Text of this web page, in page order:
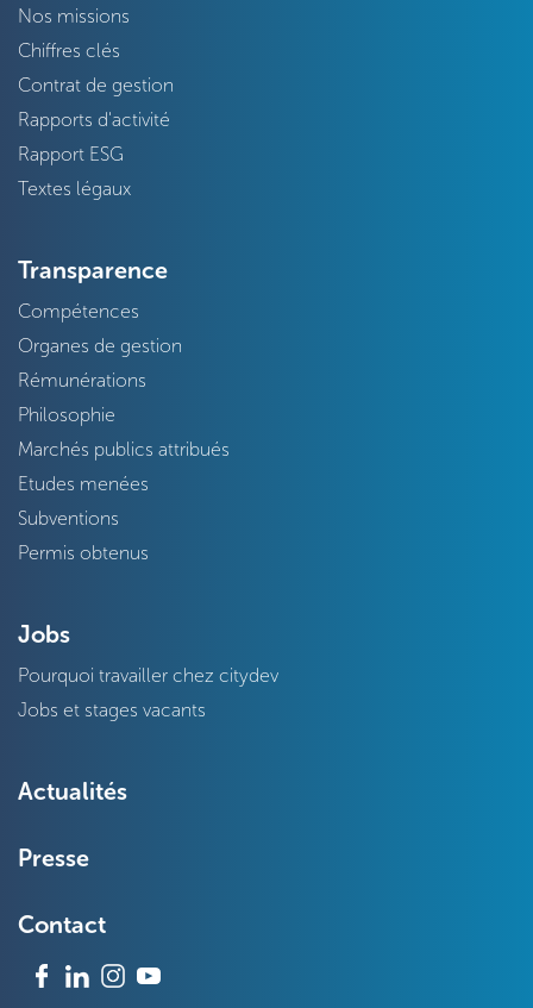
Nos missions
Chiffres clés
Contrat de gestion
Rapports d'activité
Rapport ESG
Textes légaux
Transparence
Compétences
Organes de gestion
Rémunérations
Philosophie
Marchés publics attribués
Etudes menées
Subventions
Permis obtenus
Jobs
Pourquoi travailler chez citydev
Jobs et stages vacants
Actualités
Presse
Contact